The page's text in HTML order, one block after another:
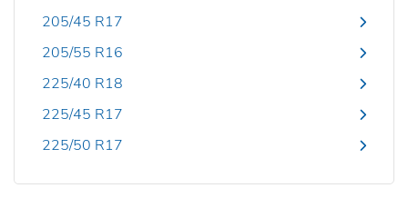
205/45 R17
205/55 R16
225/40 R18
225/45 R17
225/50 R17